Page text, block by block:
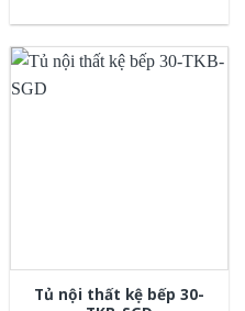
Tủ nội thất kệ bếp 30-